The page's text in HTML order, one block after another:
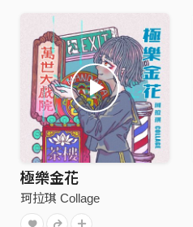
極樂金花
珂拉琪 Collage